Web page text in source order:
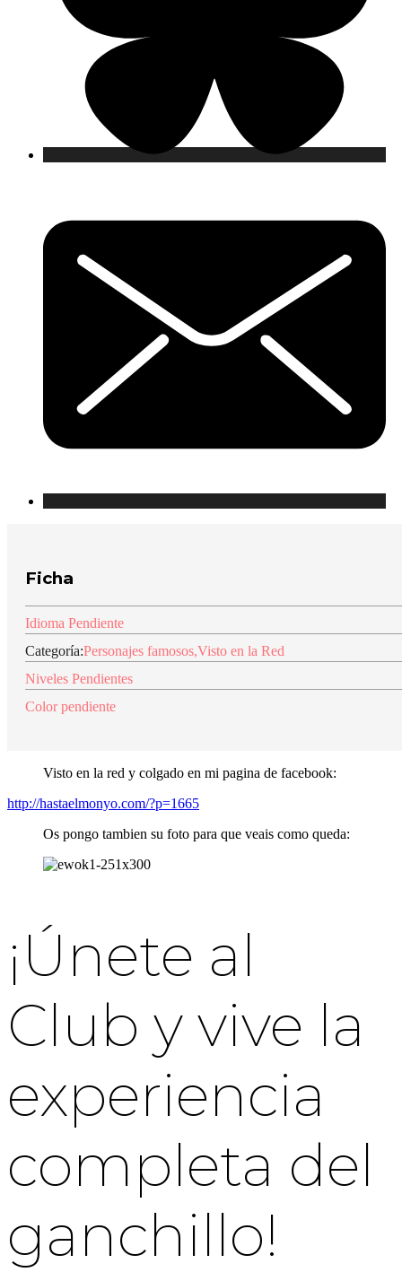
Ficha
Idioma Pendiente
Categoría:Personajes famosos,Visto en la Red
Niveles Pendientes
Color pendiente
Visto en la red y colgado en mi pagina de facebook:
http://hastaelmonyo.com/?p=1665
Os pongo tambien su foto para que veais como queda:
¡Únete al
Club y vive la
experiencia
completa del
ganchillo!